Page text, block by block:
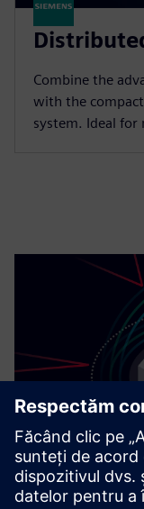
Combine the
with the compact
system. Ideal for
Securitatea